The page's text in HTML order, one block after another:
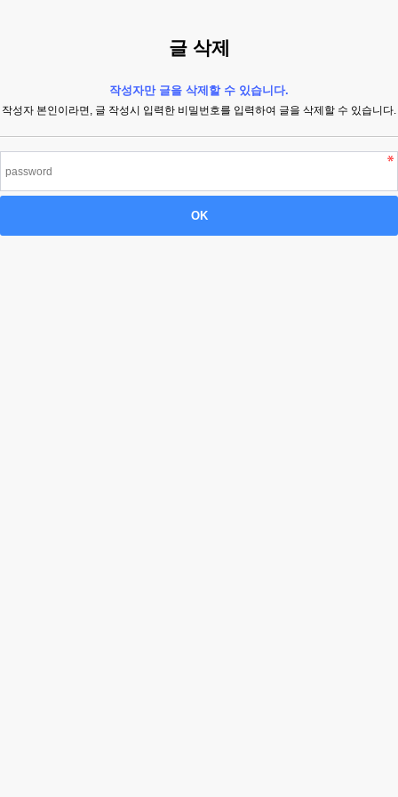
글 삭제
작성자만 글을 삭제할 수 있습니다.
작성자 본인이라면, 글 작성시 입력한 비밀번호를 입력하여 글을 삭제할 수 있습니다.